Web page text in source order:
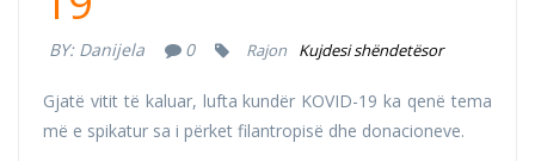
BY: Danijela 0 Rajon Kujdesi shëndetësor
Gjatë vitit të kaluar, lufta kundër KOVID-19 ka qenë tema
më e spikatur sa i përket filantropisë dhe donacioneve.